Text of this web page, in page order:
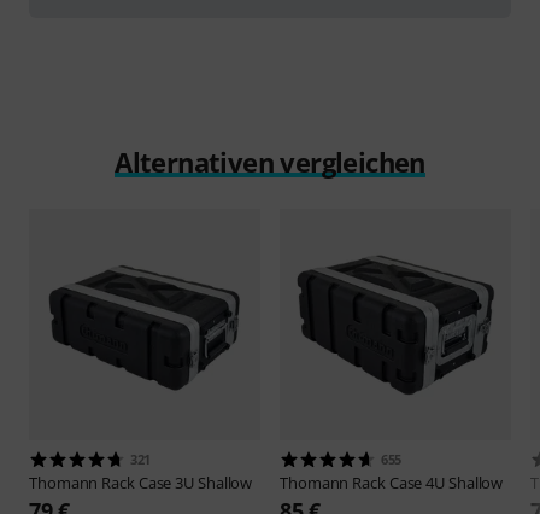
Alternativen vergleichen
321
Thomann Rack Case 3U Shallow
655
Thomann Rack Case 4U Shallow